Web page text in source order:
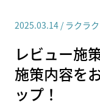
2025.03.14 / ラクラ
レビュー施
施策内容を
ップ！